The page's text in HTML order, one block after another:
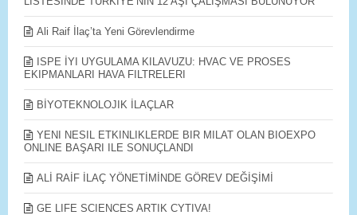
Ali Raif İlaç’ta Yeni Görevlendirme
ISPE İYI UYGULAMA KILAVUZU: HVAC VE PROSES
EKIPMANLARI HAVA FILTRELERI
BİYOTEKNOLOJIK İLAÇLAR
YENI NESIL ETKINLIKLERDE BIR MILAT OLAN BIOEXPO
ONLINE BAŞARI ILE SONUÇLANDI
ALİ RAİF İLAÇ YÖNETİMİNDE GÖREV DEĞİŞİMİ
GE LIFE SCIENCES ARTIK CYTIVA!